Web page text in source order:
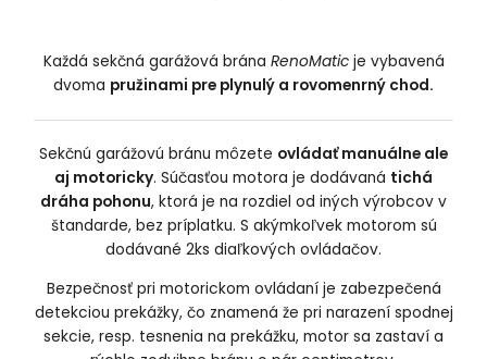
Každá sekčná garážová brána RenoMaticje vybavená
dvoma pružinami pre plynulý a rovomenrný chod.
Sekčnú garážovú bránu môzete ovládať manuálne ale
aj motoricky. Súčasťou motora je dodávaná tichá
dráha pohonu, ktorá je na rozdiel od iných výrobcov v
štandarde, bez príplatku. S akýmkoľvek motorom sú
dodávané 2ks diaľkových ovládačov.
Bezpečnosť pri motorickom ovládaní je zabezpečená
detekciou prekážky, čo znamená že pri narazení spodnej
sekcie, resp. tesnenia na prekážku, motor sa zastaví a